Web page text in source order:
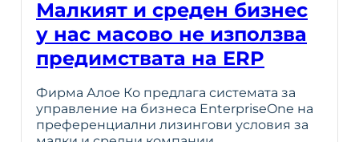
Малкият и среден бизнес
у нас масово не използва
предимствата на ERP
Фирма Алое Ко предлага системата за
управление на бизнеса EnterpriseOne на
преференциални лизингови условия за